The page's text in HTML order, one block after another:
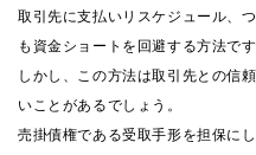
取引先に支払いリスケジュール、
も資金ショートを回避する方法です
しかし、この方法は取引先との信
いことがあるでしょう。
売掛債権である受取手形を担保に